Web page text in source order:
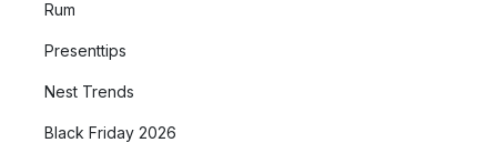
Rum
Presenttips
Nest Trends
Black Friday 2026